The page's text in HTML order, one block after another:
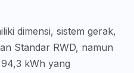
dimensi, sistem gerak,
Standar RWD, namun
kWh yang